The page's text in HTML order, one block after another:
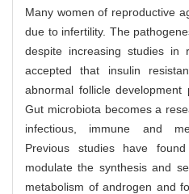
Many women of reproductive
due to infertility. The
despite increasing studies in
accepted that insulin
abnormal follicle
Gut microbiota becomes a
infectious, immune and
Previous studies have
modulate the synthesis and
metabolism of androgen and